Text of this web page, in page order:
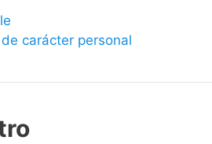
carácter personal